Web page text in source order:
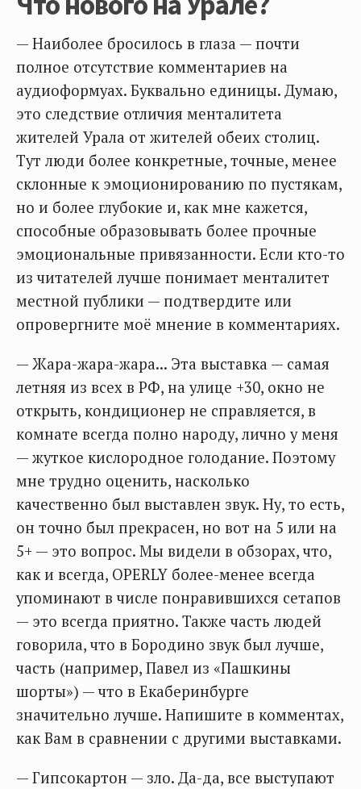
— Наиболее бросилось в глаза — почти
полное отсутствие комментариев на
аудиоформуах. Буквально единицы. Думаю,
это следствие отличия менталитета
жителей Урала от жителей обеих столиц.
Тут люди более конкретные, точные, менее
склонные к эмоционированию по пустякам,
но и более глубокие и, как мне кажется,
способные образовывать более прочные
эмоциональные привязанности. Если кто-то
из читателей лучше понимает менталитет
местной публики — подтвердите или
опровергните моё мнение в комментариях.
— Жара-жара-жара... Эта выставка — самая
летняя из всех в РФ, на улице +30, окно не
открыть, кондиционер не справляется, в
комнате всегда полно народу, лично у меня
— жуткое кислородное голодание. Поэтому
мне трудно оценить, насколько
качественно был выставлен звук. Ну, то есть,
он точно был прекрасен, но вот на 5 или на
5+ — это вопрос. Мы видели в обзорах, что,
как и всегда, OPERLY более-менее всегда
упоминают в числе понравившихся сетапов
— это всегда приятно. Также часть людей
говорила, что в Бородино звук был лучше,
часть (например, Павел из «Пашкины
шорты») — что в Екаберинбурге
значительно лучше. Напишите в комментах,
как Вам в сравнении с другими выставками.
— Гипсокартон — зло. Да-да, все выступают